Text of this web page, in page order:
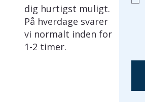
dig hurtigst muligt.
På hverdage svarer
vi normalt inden for
1-2 timer.